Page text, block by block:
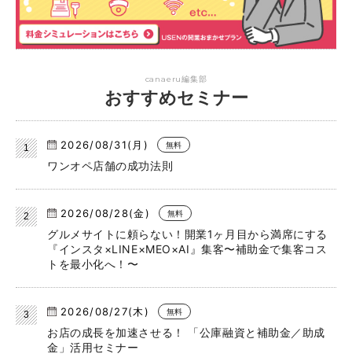
canaeru編集部
おすすめセミナー
2026/08/31(月) 無料
ワンオペ店舗の成功法則
2026/08/28(金) 無料
グルメサイトに頼らない！開業1ヶ月目から満席にする
『インスタ×LINE×MEO×AI』集客〜補助金で集客コス
トを最小化へ！〜
2026/08/27(木) 無料
お店の成長を加速させる！ 「公庫融資と補助金／助成
金」活用セミナー